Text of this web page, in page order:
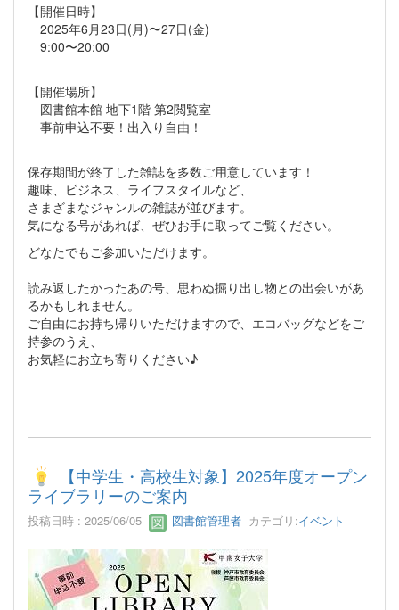
【開催日時】
2025年6月23日(月)〜27日(金)
9:00〜20:00
【開催場所】
図書館本館 地下1階 第2閲覧室
事前申込不要！出入り自由！
保存期間が終了した雑誌を多数ご用意しています！
趣味、ビジネス、ライフスタイルなど、
さまざまなジャンルの雑誌が並びます。
気になる号があれば、ぜひお手に取ってご覧ください。
どなたでもご参加いただけます。
読み返したかったあの号、思わぬ掘り出し物との出会いがあ
るかもしれません。
ご自由にお持ち帰りいただけますので、エコバッグなどをご
持参のうえ、
お気軽にお立ち寄りください♪
【中学生・高校生対象】2025年度オープン
ライブラリーのご案内
投稿日時 : 2025/06/05 図書館管理者 カテゴリ:イベント